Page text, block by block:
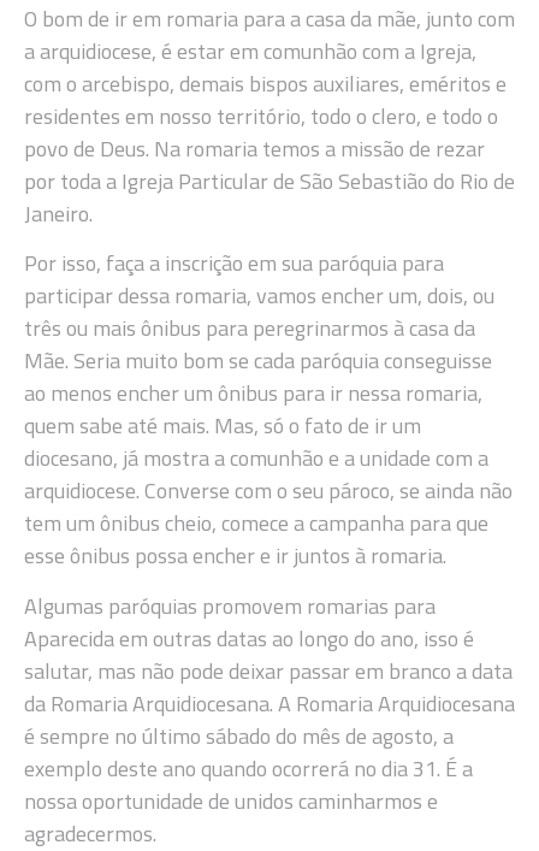
O bom de ir em romaria para a casa da mãe, junto com
a arquidiocese, é estar em comunhão com a Igreja,
com o arcebispo, demais bispos auxiliares, eméritos e
residentes em nosso território, todo o clero, e todo o
povo de Deus. Na romaria temos a missão de rezar
por toda a Igreja Particular de São Sebastião do Rio de
Janeiro.
Por isso, faça a inscrição em sua paróquia para
participar dessa romaria, vamos encher um, dois, ou
três ou mais ônibus para peregrinarmos à casa da
Mãe. Seria muito bom se cada paróquia conseguisse
ao menos encher um ônibus para ir nessa romaria,
quem sabe até mais. Mas, só o fato de ir um
diocesano, já mostra a comunhão e a unidade com a
arquidiocese. Converse com o seu pároco, se ainda não
tem um ônibus cheio, comece a campanha para que
esse ônibus possa encher e ir juntos à romaria.
Algumas paróquias promovem romarias para
Aparecida em outras datas ao longo do ano, isso é
salutar, mas não pode deixar passar em branco a data
da Romaria Arquidiocesana. A Romaria Arquidiocesana
é sempre no último sábado do mês de agosto, a
exemplo deste ano quando ocorrerá no dia 31. É a
nossa oportunidade de unidos caminharmos e
agradecermos.